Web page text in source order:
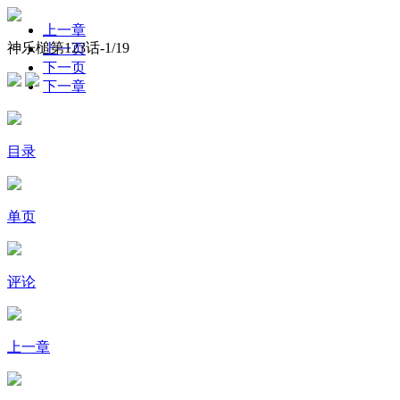
神乐槌第123话-1/19
上一章
上一页
下一页
下一章
目录
单页
评论
上一章